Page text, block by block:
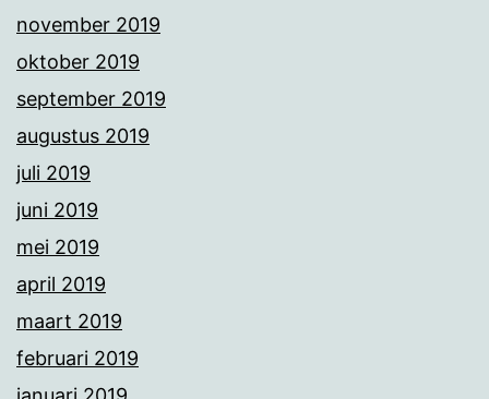
november 2019
oktober 2019
september 2019
augustus 2019
juli 2019
juni 2019
mei 2019
april 2019
maart 2019
februari 2019